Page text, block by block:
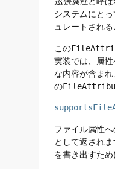
システムにと
ュレートされ
この
実装では、属
な内容が含まれ
の
ファイル属性へ
として返されま
を書き出すため